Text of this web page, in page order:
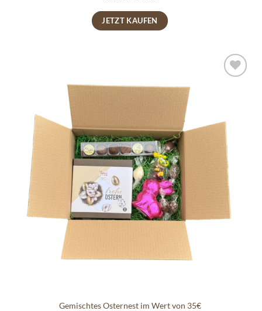
JETZT KAUFEN
Gemischtes Osternest im Wert von 35€